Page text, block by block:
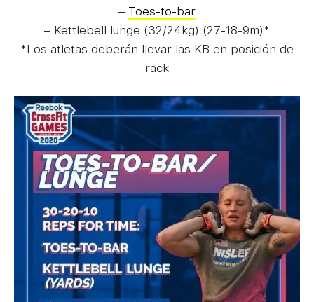
– Toes-to-bar
– Kettlebell lunge (32/24kg) (27-18-9m)*
*Los atletas deberán llevar las KB en posición de
rack